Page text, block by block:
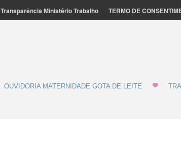
Transparência Ministério Trabalho TERMO DE
OUVIDORIA MATERNIDADE GOTA DE LEITE